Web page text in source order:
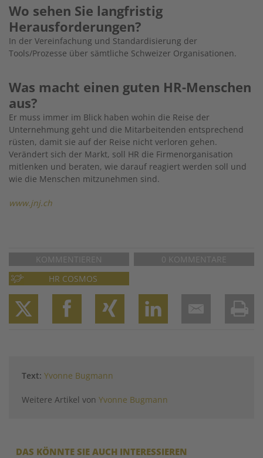
Wo sehen Sie langfristig
Herausforderungen?
In der Vereinfachung und Standardisierung der
Tools/Prozesse über sämtliche Schweizer Organisationen.
Was macht einen guten HR-Menschen
aus?
Er muss immer im Blick haben wohin die Reise der
Unternehmung geht und die Mitarbeitenden entsprechend
rüsten, damit sie auf der Reise nicht verloren gehen.
Verändert sich der Markt, soll HR die Firmenorganisation
mitlenken und beraten, wie darauf reagiert werden soll und
wie die Menschen mitzunehmen sind.
www.jnj.ch
KOMMENTIEREN
0 KOMMENTARE
HR COSMOS
Text: Yvonne Bugmann
Weitere Artikel von Yvonne Bugmann
DAS KÖNNTE SIE AUCH INTERESSIEREN